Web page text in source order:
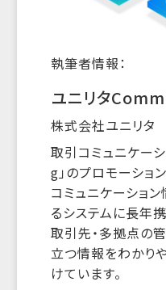
執筆者情報：
ユニリタ
株式会社ユニリタ
取引コミュニケー
g」のプロモーショ
コミュニケーショ
るシステムに長年
取引先・多拠点の
立つ情報をわかり
けています。